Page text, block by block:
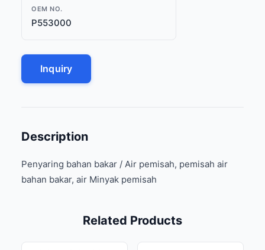
OEM NO.
P553000
Inquiry
Description
Penyaring bahan bakar / Air pemisah, pemisah air
bahan bakar, air Minyak pemisah
Related Products